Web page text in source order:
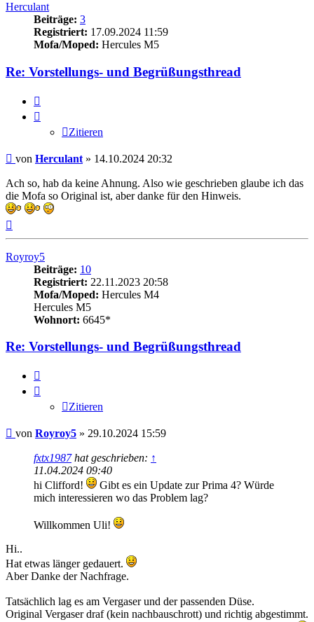
Herculant
Beiträge: 3
Registriert: 17.09.2024 11:59
Mofa/Moped: Hercules M5
Re: Vorstellungs- und Begrüßungsthread
Zitieren
Beitrag
von Herculant » 14.10.2024 20:32
Ach so, hab da keine Ahnung. Also wie geschrieben glaube ich das
die Mofa so Original ist, aber danke für den Hinweis.
Royroy5
Beiträge: 10
Registriert: 22.11.2023 20:58
Mofa/Moped: Hercules M4
Hercules M5
Wohnort: 6645*
Re: Vorstellungs- und Begrüßungsthread
Zitieren
Beitrag
von Royroy5 » 29.10.2024 15:59
fxtx1987hat geschrieben: ↑
11.04.2024 09:40
hi Clifford!
Gibt es ein Update zur Prima 4? Würde
mich interessieren wo das Problem lag?
Willkommen Uli!
Hi..
Hat etwas länger gedauert.
Aber Danke der Nachfrage.
Tatsächlich lag es am Vergaser und der passenden Düse.
Original Vergaser draf (kein nachbauschrott) und richtig abgestimmt.